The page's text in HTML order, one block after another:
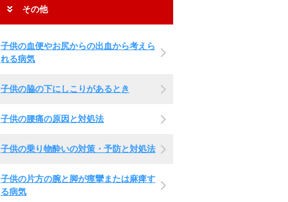
その他
子供の血便やお尻からの出血から考えら
れる病気
子供の脇の下にしこりがあるとき
子供の腰痛の原因と対処法
子供の乗り物酔いの対策・予防と対処法
子供の片方の腕と脚が痙攣または麻痺す
る病気